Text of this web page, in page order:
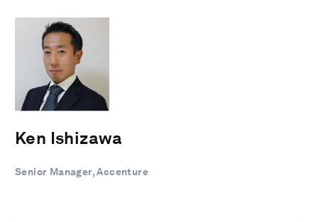
Ken Ishizawa
Senior Manager, Accenture